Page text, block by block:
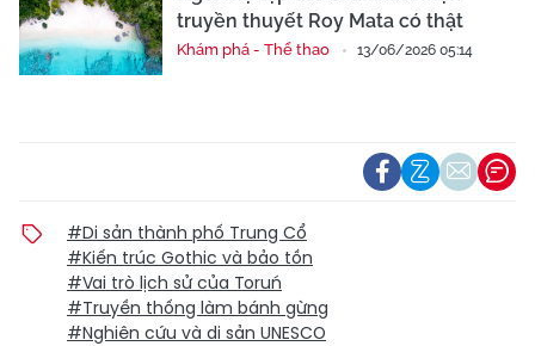
truyền thuyết Roy Mata có thật
Khám phá - Thể thao 13/06/2026 05:14
#Di sản thành phố Trung Cổ
#Kiến trúc Gothic và bảo tồn
#Vai trò lịch sử của Toruń
#Truyền thống làm bánh gừng
#Nghiên cứu và di sản UNESCO